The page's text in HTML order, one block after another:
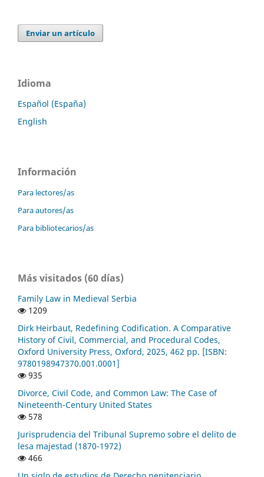
Enviar un artículo
Idioma
Español (España)
English
Información
Para lectores/as
Para autores/as
Para bibliotecarios/as
Más visitados (60 días)
Family Law in Medieval Serbia
1209
Dirk Heirbaut, Redefining Codification. A Comparative
History of Civil, Commercial, and Procedural Codes,
Oxford University Press, Oxford, 2025, 462 pp. [ISBN:
9780198947370.001.0001]
935
Divorce, Civil Code, and Common Law: The Case of
Nineteenth-Century United States
578
Jurisprudencia del Tribunal Supremo sobre el delito de
lesa majestad (1870-1972)
466